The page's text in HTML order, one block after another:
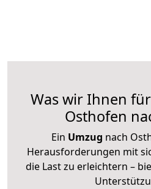
Was wir Ihnen
Osthofen
Ein Umzug nach
Herausforderungen mit
die Last zu erleichtern –